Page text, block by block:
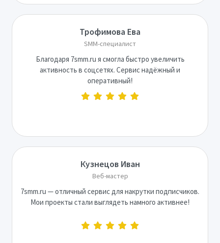
Трофимова Ева
SMM-специалист
Благодаря 7smm.ru я смогла быстро увеличить
активность в соцсетях. Сервис надёжный и
оперативный!
Кузнецов Иван
Веб-мастер
7smm.ru — отличный сервис для накрутки подписчиков.
Мои проекты стали выглядеть намного активнее!